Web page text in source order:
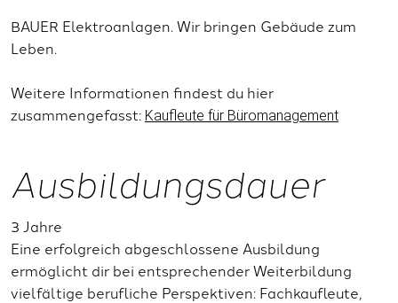
BAUER Elektroanlagen. Wir bringen Gebäude zum
Leben.
Weitere Informationen findest du hier
zusammengefasst: Kaufleute für Büromanagement
Ausbildungsdauer
3 Jahre
Eine erfolgreich abgeschlossene Ausbildung
ermöglicht dir bei entsprechender Weiterbildung
vielfältige berufliche Perspektiven: Fachkaufleute,